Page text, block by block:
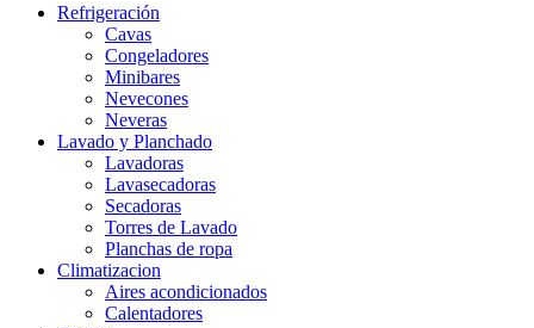
Refrigeración
Cavas
Congeladores
Minibares
Nevecones
Neveras
Lavado y Planchado
Lavadoras
Lavasecadoras
Secadoras
Torres de Lavado
Planchas de ropa
Climatizacion
Aires acondicionados
Calentadores